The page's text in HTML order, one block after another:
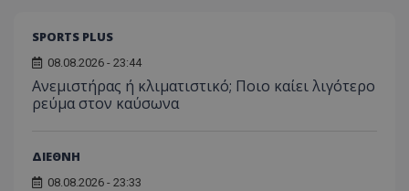
SPORTS PLUS
08.08.2026 - 23:44
Ανεμιστήρας ή κλιματιστικό; Ποιο καίει λιγότερο
ρεύμα στον καύσωνα
ΔΙΕΘΝΗ
08.08.2026 - 23:33